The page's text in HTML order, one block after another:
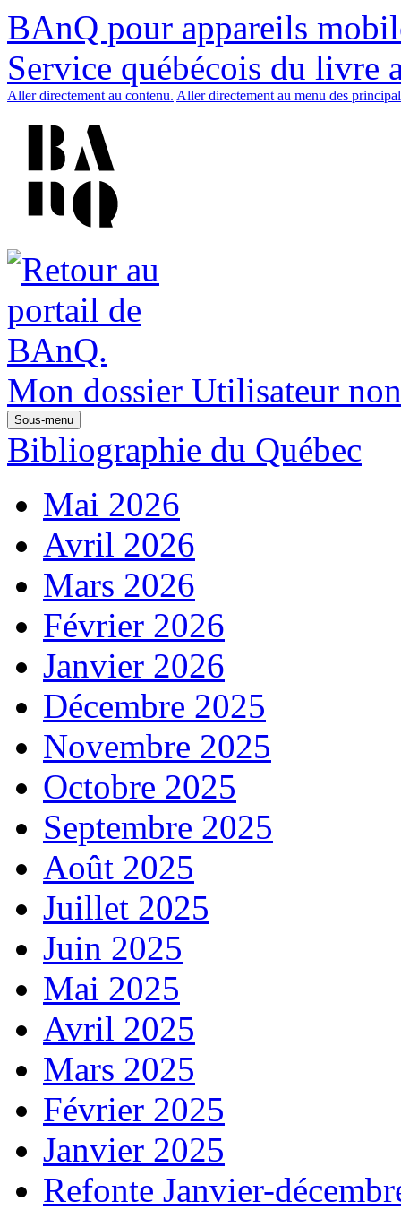
BAnQ pour appareils
Service québécois du livre
Aller directement au contenu. Aller directement au menu des
Mon dossier Utilisateur
Sous-menu
Bibliographie du Québec
Mai 2026
Avril 2026
Mars 2026
Février 2026
Janvier 2026
Décembre 2025
Novembre 2025
Octobre 2025
Septembre 2025
Août 2025
Juillet 2025
Juin 2025
Mai 2025
Avril 2025
Mars 2025
Février 2025
Janvier 2025
Refonte Janvier-